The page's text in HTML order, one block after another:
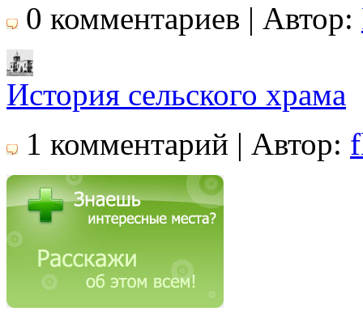
0 комментариев | Автор:
История сельского храма
1 комментарий | Автор: